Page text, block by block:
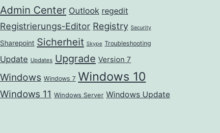
Admin Center Outlook regedit
Registrierungs-Editor Registry Security
Sharepoint Sicherheit Skype Troubleshooting
Update Updates Upgrade Version 7
Windows Windows 7 Windows 10
Windows 11 Windows Server Windows Update